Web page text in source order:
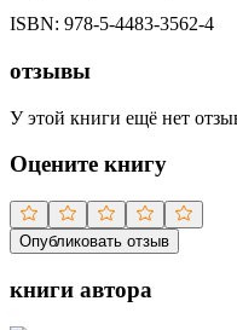
ISBN: 978-5-4483-3562-4
отзывы
У этой книги ещё нет
Оцените книгу
Опубликовать отзыв
книги автора